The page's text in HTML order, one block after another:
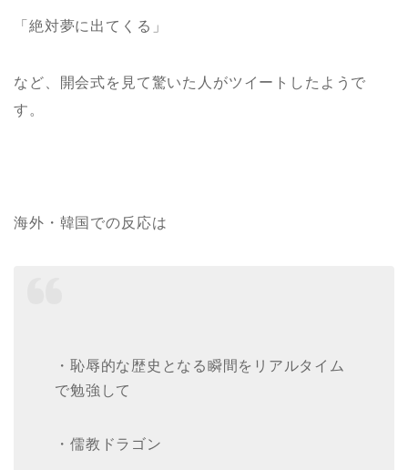
「絶対夢に出てくる」
など、開会式を見て驚いた人がツイートしたようで
す。
海外・韓国での反応は
・恥辱的な歴史となる瞬間をリアルタイム
で勉強して
・儒教ドラゴン